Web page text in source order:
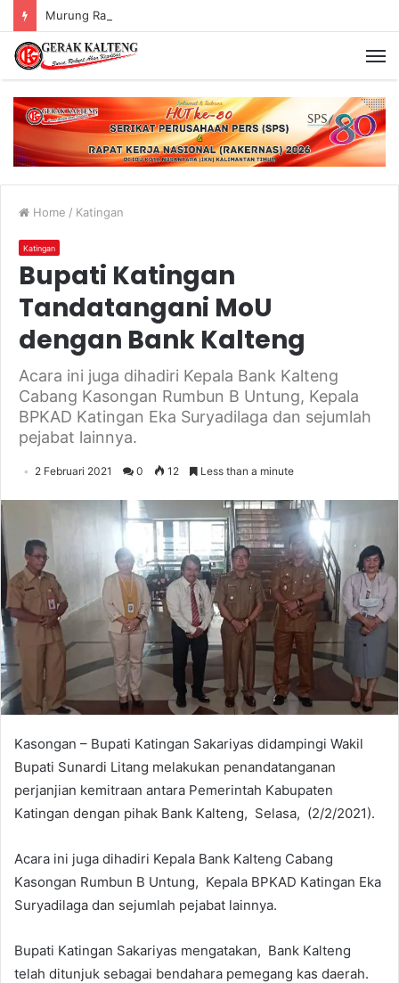
Murung Raya Menangi MTQ Korpri VIII Kalimantan Tengah
Home / Katingan
Katingan
Bupati Katingan
Tandatangani MoU
dengan Bank Kalteng
Acara ini juga dihadiri Kepala Bank Kalteng
Cabang Kasongan Rumbun B Untung, Kepala
BPKAD Katingan Eka Suryadilaga dan sejumlah
pejabat lainnya.
2 Februari 2021 0 12 Less than a minute
Kasongan – Bupati Katingan Sakariyas didampingi Wakil
Bupati Sunardi Litang melakukan penandatanganan
perjanjian kemitraan antara Pemerintah Kabupaten
Katingan dengan pihak Bank Kalteng, Selasa, (2/2/2021).
Acara ini juga dihadiri Kepala Bank Kalteng Cabang
Kasongan Rumbun B Untung, Kepala BPKAD Katingan Eka
Suryadilaga dan sejumlah pejabat lainnya.
Bupati Katingan Sakariyas mengatakan, Bank Kalteng
telah ditunjuk sebagai bendahara pemegang kas daerah.